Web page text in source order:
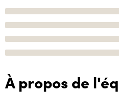
À propos de